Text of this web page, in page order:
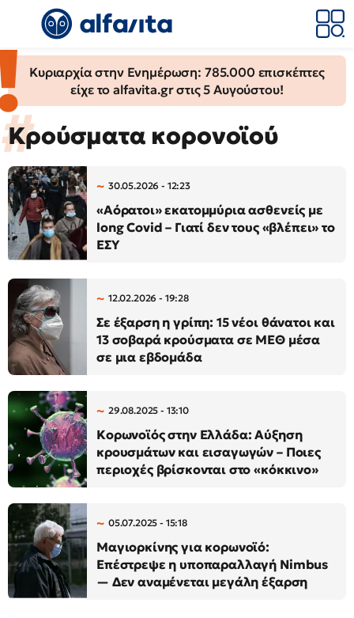
Κυριαρχία στην Ενημέρωση: 785.000 επισκέπτες
είχε το alfavita.gr στις 5 Αυγούστου!
Κρούσματα κορονοϊού
30.05.2026 - 12:23
«Αόρατοι» εκατομμύρια ασθενείς με
long Covid – Γιατί δεν τους «βλέπει» το
ΕΣΥ
12.02.2026 - 19:28
Σε έξαρση η γρίπη: 15 νέοι θάνατοι και
13 σοβαρά κρούσματα σε ΜΕΘ μέσα
σε μια εβδομάδα
29.08.2025 - 13:10
Κορωνοϊός στην Ελλάδα: Αύξηση
κρουσμάτων και εισαγωγών – Ποιες
περιοχές βρίσκονται στο «κόκκινο»
05.07.2025 - 15:18
Μαγιορκίνης για κορωνοϊό:
Επέστρεψε η υποπαραλλαγή Nimbus
— Δεν αναμένεται μεγάλη έξαρση